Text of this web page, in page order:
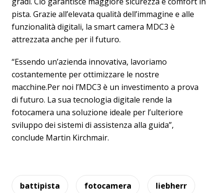
pista. Grazie all’elevata qualità dell’immagine e alle
funzionalità digitali, la smart camera MDC3 è
attrezzata anche per il futuro.
“Essendo un’azienda innovativa, lavoriamo
costantemente per ottimizzare le nostre
macchine.Per noi l’MDC3 è un investimento a prova
di futuro. La sua tecnologia digitale rende la
fotocamera una soluzione ideale per l’ulteriore
sviluppo dei sistemi di assistenza alla guida”,
conclude Martin Kirchmair.
battipista fotocamera liebherr